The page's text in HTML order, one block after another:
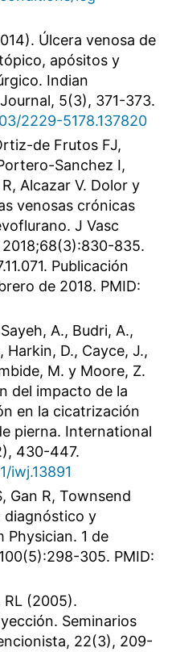
Úlcera venosa de
apósitos y
Indian
5(3), 371-373.
2229-5178.137820
de Frutos FJ,
Sanchez I,
Alcazar V. Dolor y
venosas crónicas
J Vasc
835.
Publicación
de 2018. PMID:
A., Budri, A.,
Harkin, D., Cayce, J.,
M. y Moore, Z.
del impacto de la
en la cicatrización
pierna. International
430-447.
iwj.13891
Gan R, Townsend
diagnóstico y
Physician. 1 de
305. PMID:
(2005).
Seminarios
22(3), 209-